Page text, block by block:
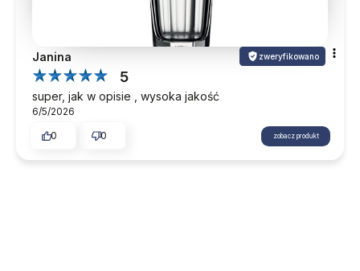
Janina zweryfikowano
5
super, jak w opisie , wysoka jakość
6/5/2026
0
0 zobacz produkt